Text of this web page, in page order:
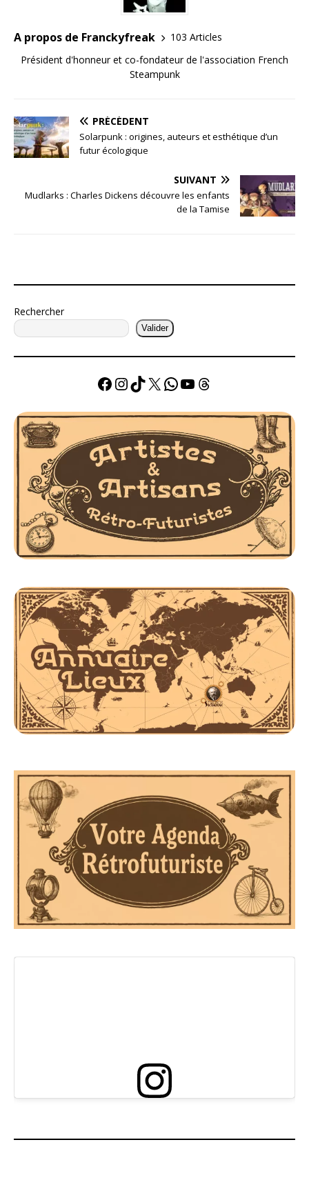
A propos de Franckyfreak
103 Articles
Président d'honneur et co-fondateur de l'association French
Steampunk
PRÉCÉDENT
Solarpunk : origines, auteurs et esthétique d’un
futur écologique
SUIVANT
Mudlarks : Charles Dickens découvre les enfants
de la Tamise
Rechercher
Valider